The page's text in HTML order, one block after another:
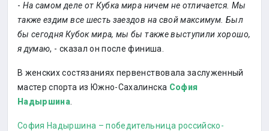
- На самом деле от Кубка мира ничем не отличается. Мы
также ездим все шесть заездов на свой максимум. Был
бы сегодня Кубок мира, мы бы также выступили хорошо,
я думаю, - сказал он после финиша.
В женских состязаниях первенствовала заслуженный
мастер спорта из Южно-Сахалинска София
Надыршина
София Надыршина – победительница российско-